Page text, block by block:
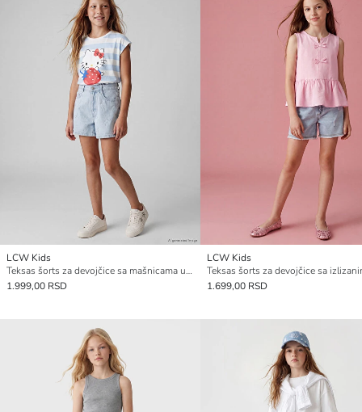
LCW Kids
Teksas šorts za devojčice sa mašnicama ukrašenim cirkonima
1.999,00 RSD
LCW Kids
1.699,00 RSD